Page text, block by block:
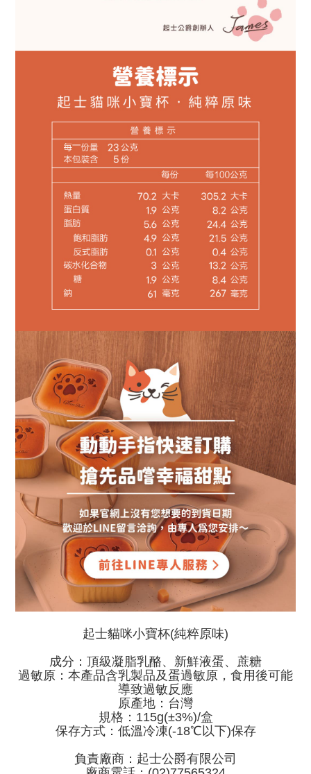
起士貓咪小寶杯(純粹原味)
成分：頂級凝脂乳酪、新鮮液蛋、蔗糖
過敏原：本產品含乳製品及蛋過敏原，食用後可能
導致過敏反應
原產地：台灣
規格：115g(±3%)/盒
保存方式：低溫冷凍(-18℃以下)保存
負責廠商：起士公爵有限公司